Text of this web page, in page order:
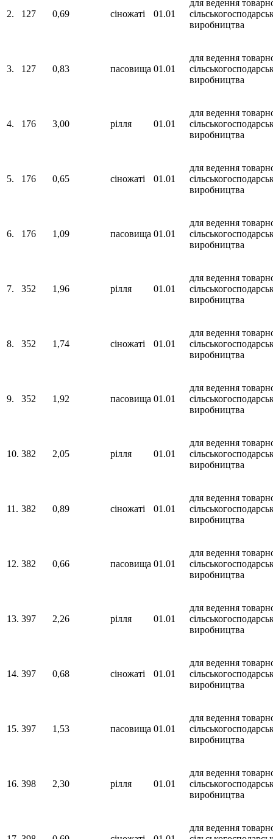
2. 127 0,69 сіножаті 01.01
для ведення
виробництва
3. 127 0,83 пасовища 01.01
для ведення
виробництва
4. 176 3,00 рілля 01.01
для ведення
виробництва
5. 176 0,65 сіножаті 01.01
для ведення
виробництва
6. 176 1,09 пасовища 01.01
для ведення
виробництва
7. 352 1,96 рілля 01.01
для ведення
виробництва
8. 352 1,74 сіножаті 01.01
для ведення
виробництва
9. 352 1,92 пасовища 01.01
для ведення
виробництва
10. 382 2,05 рілля 01.01
для ведення
виробництва
11. 382 0,89 сіножаті 01.01
для ведення
виробництва
12. 382 0,66 пасовища 01.01
для ведення
виробництва
13. 397 2,26 рілля 01.01
для ведення
виробництва
14. 397 0,68 сіножаті 01.01
для ведення
виробництва
15. 397 1,53 пасовища 01.01
для ведення
виробництва
16. 398 2,30 рілля 01.01
для ведення
виробництва
для ведення